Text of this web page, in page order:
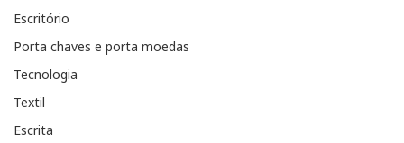
Escritório
Porta chaves e porta moedas
Tecnologia
Textil
Escrita